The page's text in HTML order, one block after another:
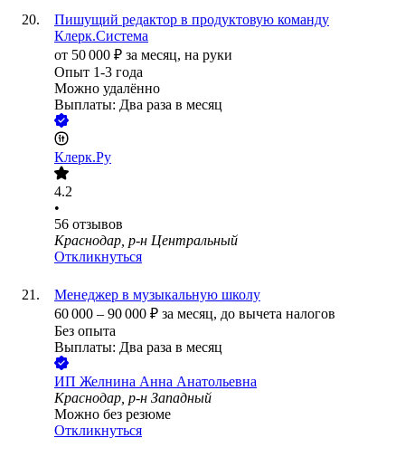
Пишущий редактор в продуктовую команду
Клерк.Система
от 50 000 ₽ за месяц, на руки
Опыт 1-3 года
Можно удалённо
Выплаты: Два раза в месяц
Клерк.Ру
4.2
•
56 отзывов
Краснодар, р-н Центральный
Откликнуться
Менеджер в музыкальную школу
60 000 – 90 000 ₽ за месяц, до вычета налогов
Без опыта
Выплаты: Два раза в месяц
ИП Желнина Анна Анатольевна
Краснодар, р-н Западный
Можно без резюме
Откликнуться